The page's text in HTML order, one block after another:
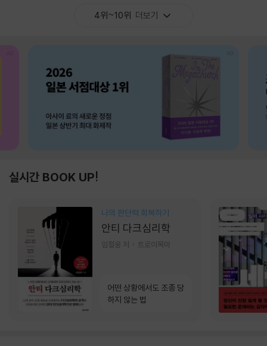
4위~10위 더보기
실시간 BOOK UP!
나의 판단력 회복하기
안티 다크심리학
임철웅 저 트로이목마
어떤 상황에서도 조종 당
하지 않는 법